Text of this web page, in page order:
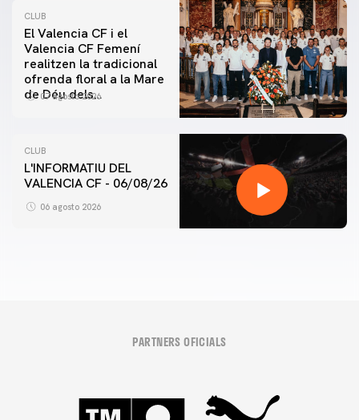
CLUB
El Valencia CF i el
Valencia CF Femení
realitzen la tradicional
ofrenda floral a la Mare
de Déu dels
07 agosto 2026
CLUB
L'INFORMATIU DEL
VALENCIA CF - 06/08/26
06 agosto 2026
PARTNERS OFICIALS